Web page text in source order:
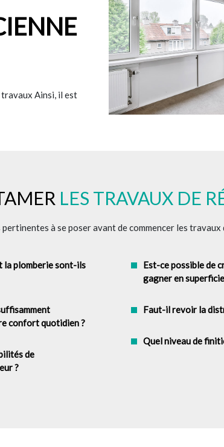
Ainsi, il est
LES TRAVAUX DE
à se poser avant de commencer les
la plomberie sont-ils
confort quotidien ?
de
?
Est-ce possible de
gagner en
Faut-il revoir la
Quel niveau de